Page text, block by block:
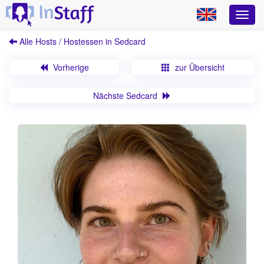
Alle Hosts / Hostessen in Sedcard
Vorherige zur Übersicht
Nächste Sedcard